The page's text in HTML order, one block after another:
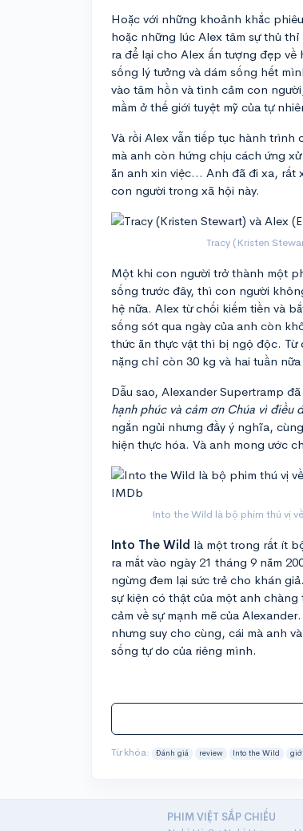
Hoặc với những khoảnh khắc
hoặc những lúc Alex tâm sự thủ
ra để lại cho Alex ấn tượng đẹp
sống lý tưởng và dám sống hết
vào tâm hồn và tình cảm con
mầm ở thế giới tuyệt mỹ của tự
Và rồi Alex vẫn tiếp tục hành trình
mà anh còn hứng chịu cách ứng
ăn anh xin việc... Anh đã đi xa, rất
con người trong xã hội này.
Tracy (Kristen
Một khi con người trở thành một
sống trước đây, thì con người
hệ nữa. Alex từ chối kiếm tiền và
sống sót qua ngày của anh còn
thức ăn thực vật thì bị ngộ độc. Từ
nặng chỉ còn 30 kg và hai tuần
Dẫu sao, Alexander Supertramp
hạnh phúc và cảm ơn Chúa vì điều
ngắn ngủi nhưng đầy ý nghĩa,
hiện thực hóa. Và anh mong ước
Into the Wild là bộ phim thú vị
Into The Wild là một trong rất ít
ra mắt vào ngày 21 tháng 9 năm
ngừng đem lại sức trẻ cho khán
sự kiện có thật của một anh
cảm về sự mạnh mẽ của
nhưng suy cho cùng, cái mà anh
sống tự do của riêng mình.
Từ khóa: Đánh giá review Into the Wild
PHIM VIỆT SẮP CHIẾU